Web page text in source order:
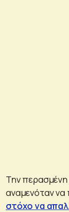
Την
αναμενόταν να
στόχο να